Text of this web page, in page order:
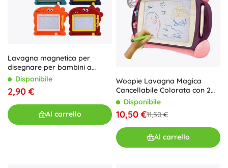
Lavagna magnetica per
disegnare per bambini a
forma di dinosauro, 4 colori
Disponibile
2,90 €
Al carrello
Woopie Lavagna Magica
Cancellabile Colorata con 2
Timbri Viola
Disponibile
10,50 €11,50 €
Al carrello